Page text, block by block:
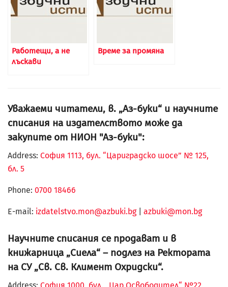
Работещи, а не
лъскави
Време за промяна
Уважаеми читатели, в. „Аз-буки“ и научните
списания на издателството може да
закупите от НИОН "Аз-буки":
Address: София 1113, бул. “Цариградско шосе” № 125,
бл. 5
Phone: 0700 18466
Е-mail: izdatelstvo.mon@azbuki.bg| azbuki@mon.bg
Научните списания се продават и в
книжарница „Сиела“ – подлез на Ректората
на СУ „Св. Св. Климент Охридски“.